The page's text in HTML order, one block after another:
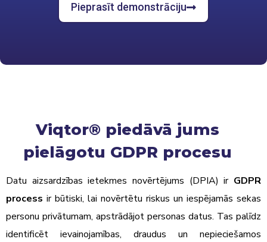
Pieprasīt demonstrāciju
Viqtor® piedāvā jums
pielāgotu GDPR procesu
Datu aizsardzības ietekmes novērtējums (DPIA) ir GDPR
process ir būtiski, lai novērtētu riskus un iespējamās sekas
personu privātumam, apstrādājot personas datus. Tas palīdz
identificēt ievainojamības, draudus un nepieciešamos